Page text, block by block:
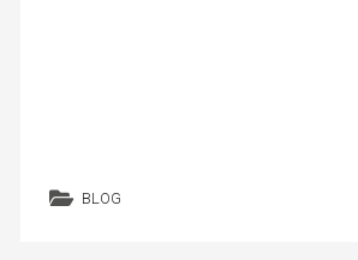
BLOG